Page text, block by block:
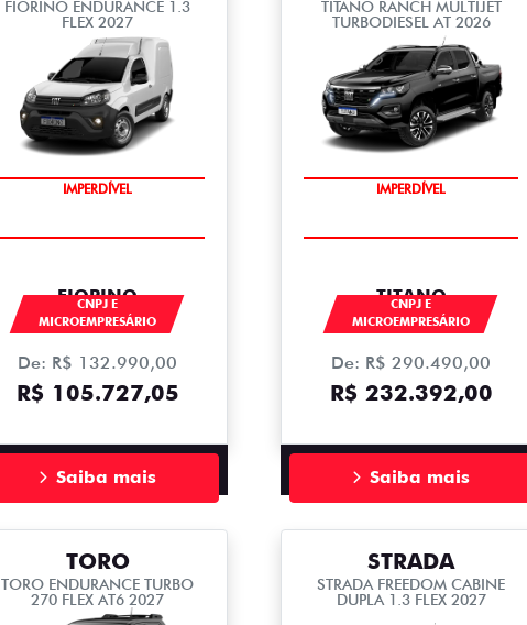
FIORINO ENDURANCE 1.3
FLEX 2027
IMPERDÍVEL
FIORINO
CNPJ E
MICROEMPRESÁRIO
De: R$ 132.990,00
R$ 105.727,05
Saiba mais
TITANO RANCH MULTIJET
TURBODIESEL AT 2026
IMPERDÍVEL
TITANO
CNPJ E
MICROEMPRESÁRIO
De: R$ 290.490,00
R$ 232.392,00
Saiba mais
TORO
TORO ENDURANCE TURBO
270 FLEX AT6 2027
STRADA
STRADA FREEDOM CABINE
DUPLA 1.3 FLEX 2027